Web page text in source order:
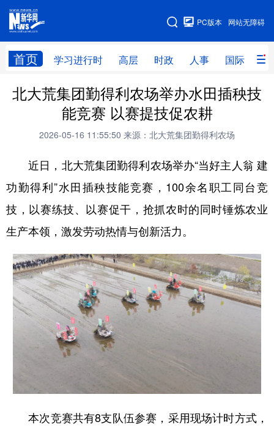
网站无障碍
PC版本
首页 学习进行时 高层 时政 人事 国际 财
网站地图
学习进行时 高层 时政 人事
财经 网评
全球连线 教育
科技 科普 体育 文化
健康 军事 访谈 视频
溯源中国 城市 旅游 能源
会展 彩票 娱乐 时尚
悦读 公益
亚太网 上市公司
地方频道
北京 天津 河北 山西
北大荒集团勤得利农场举办水田插秧技
能竞赛 以赛提技促农耕
2026-05-16 11:55:50 来源：北大荒集团勤得利农场
近日，北大荒集团勤得利农场举办“当好主人翁 建
功勤得利”水田插秧技能竞赛，100余名职工同台竞
技，以赛练技、以赛促干，抢抓农时的同时锤炼农业
生产本领，激发劳动热情与创新活力。
本次竞赛共有8支队伍参赛，采用现场计时方式，